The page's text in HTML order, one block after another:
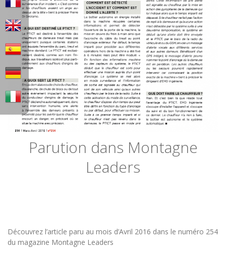
Parution dans Montagne
Leaders
Découvrez l’article paru au mois d’Avril 2016 dans le numéro 254
du magazine Montagne Leaders